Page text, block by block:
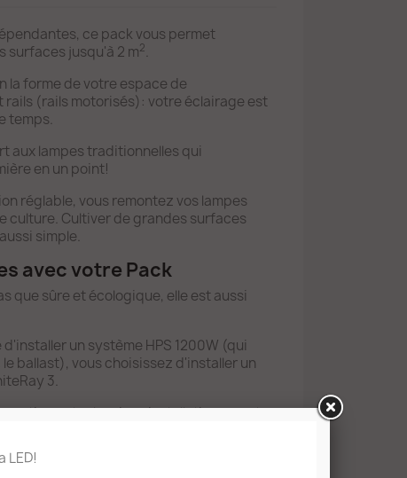
ce pack vous permet
surfaces jusqu'à 2 m2.
la forme de votre espace de
rails (rails motorisés): votre éclairage est
temps.
aux lampes traditionnelles qui
en un point!
réglable, vous remontez vos lampes
culture. Cultiver de grandes surfaces
simple.
avec votre Pack
que sûre et écologique, elle est aussi
un système HPS 1200W (qui
ballast), vous choisissez d'installer un
3.
entre les deux installations monte
de floraison et 12 kWh par jour en phase
réel de 27cts/kWh chez EDF, cela
immédiate sur votre facture d'électricité
LED!